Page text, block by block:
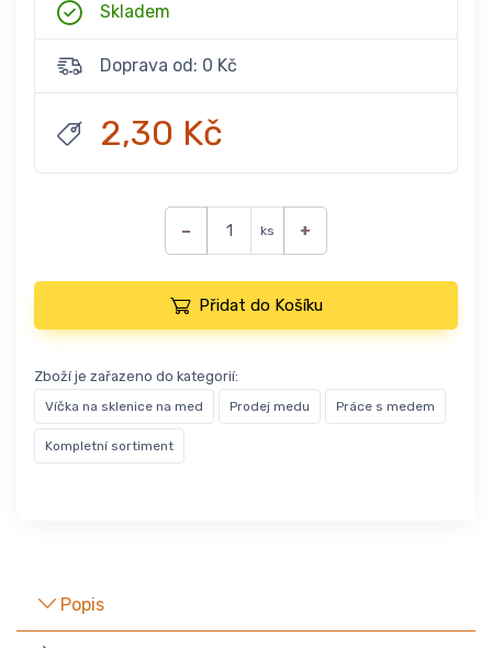
Skladem
Doprava od: 0 Kč
2,30 Kč
− ks +
Přidat do Košíku
Zboží je zařazeno do kategorií:
Víčka na sklenice na med Prodej medu Práce s medem
Kompletní sortiment
Popis